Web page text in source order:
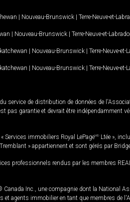
| Nouveau-Brunswick | Terre-Neuve-et-
| Nouveau-Brunswick | Terre-Neuve-et-
| Nouveau-Brunswick | Terre-Neuve-et-
| Nouveau-Brunswick | Terre-Neuve-et-
service de distribution de données de
garantie et devrait être indépendamment
Services immobiliers Royal LePageMD Ltée »,
» appartiennent et sont gérés par
professionnels rendus par les membres
Inc., une compagnie dont la National
agents immobilier en tant que membres